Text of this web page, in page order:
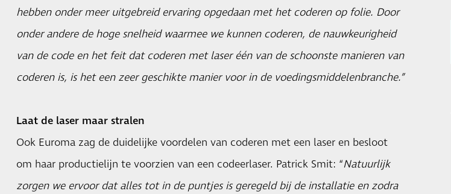
hebben onder meer uitgebreid ervaring opgedaan met het coderen op folie. Door
onder andere de hoge snelheid waarmee we kunnen coderen, de nauwkeurigheid
van de code en het feit dat coderen met laser één van de schoonste manieren van
coderen is, is het een zeer geschikte manier voor in de voedingsmiddelenbranche.”
Laat de laser maar stralen
Ook Euroma zag de duidelijke voordelen van coderen met een laser en besloot
om haar productielijn te voorzien van een codeerlaser. Patrick Smit: “Natuurlijk
zorgen we ervoor dat alles tot in de puntjes is geregeld bij de installatie en zodra